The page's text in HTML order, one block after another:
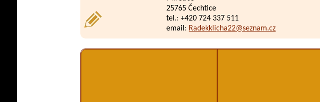
25765 Čechtice
tel.: +420 724 337 511
email: Radekklicha22@seznam.cz